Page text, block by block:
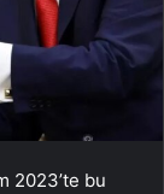
2023’te bu